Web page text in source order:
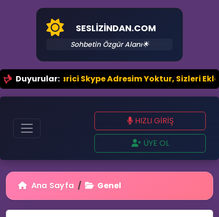
SESLIZINDAN.COM
Sohbetin Özgür Alanı🌟
Duyurular:
Harici Skype Adresim Yoktur, Sizleri
HIZLI GİRİŞ
ÜYE OL
Ana Sayfa Genel